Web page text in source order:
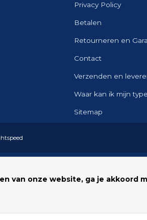
Privacy Policy
Betalen
Retourneren en
Contact
Verzenden en
Waar kan ik mijn
Sitemap
van onze website, ga je akkoord